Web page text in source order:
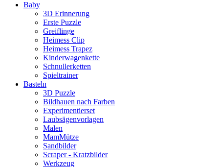
Baby
3D Erinnerung
Erste Puzzle
Greiflinge
Heimess Clip
Heimess Trapez
Kinderwagenkette
Schnullerketten
Spieltrainer
Basteln
3D Puzzle
Bildhauen nach Farben
Experimentierset
Laubsägenvorlagen
Malen
MamMütze
Sandbilder
Scraper - Kratzbilder
Werkzeug